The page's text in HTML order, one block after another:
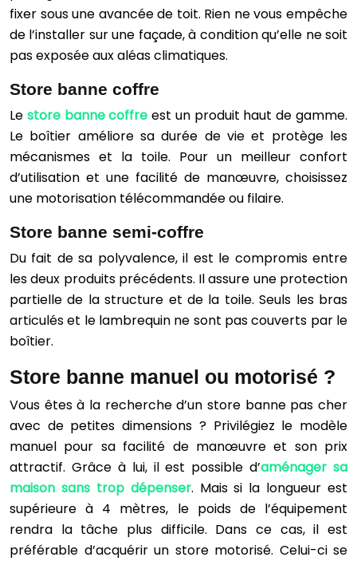
fixer sous une avancée de toit. Rien ne vous empêche
de l’installer sur une façade, à condition qu’elle ne soit
pas exposée aux aléas climatiques.
Store banne coffre
Le store banne coffre est un produit haut de gamme.
Le boîtier améliore sa durée de vie et protège les
mécanismes et la toile. Pour un meilleur confort
d’utilisation et une facilité de manœuvre, choisissez
une motorisation télécommandée ou filaire.
Store banne semi-coffre
Du fait de sa polyvalence, il est le compromis entre
les deux produits précédents. Il assure une protection
partielle de la structure et de la toile. Seuls les bras
articulés et le lambrequin ne sont pas couverts par le
boîtier.
Store banne manuel ou motorisé ?
Vous êtes à la recherche d’un store banne pas cher
avec de petites dimensions ? Privilégiez le modèle
manuel pour sa facilité de manœuvre et son prix
attractif. Grâce à lui, il est possible d’aménager sa
maison sans trop dépenser. Mais si la longueur est
supérieure à 4 mètres, le poids de l’équipement
rendra la tâche plus difficile. Dans ce cas, il est
préférable d’acquérir un store motorisé. Celui-ci se